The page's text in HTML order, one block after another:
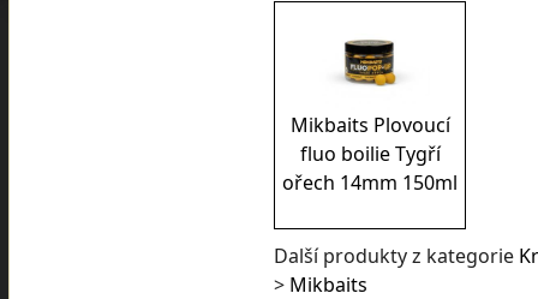
Mikbaits Plovoucí
fluo boilie Tygří
ořech 14mm 150ml
Další produkty z kategorie
> Mikbaits